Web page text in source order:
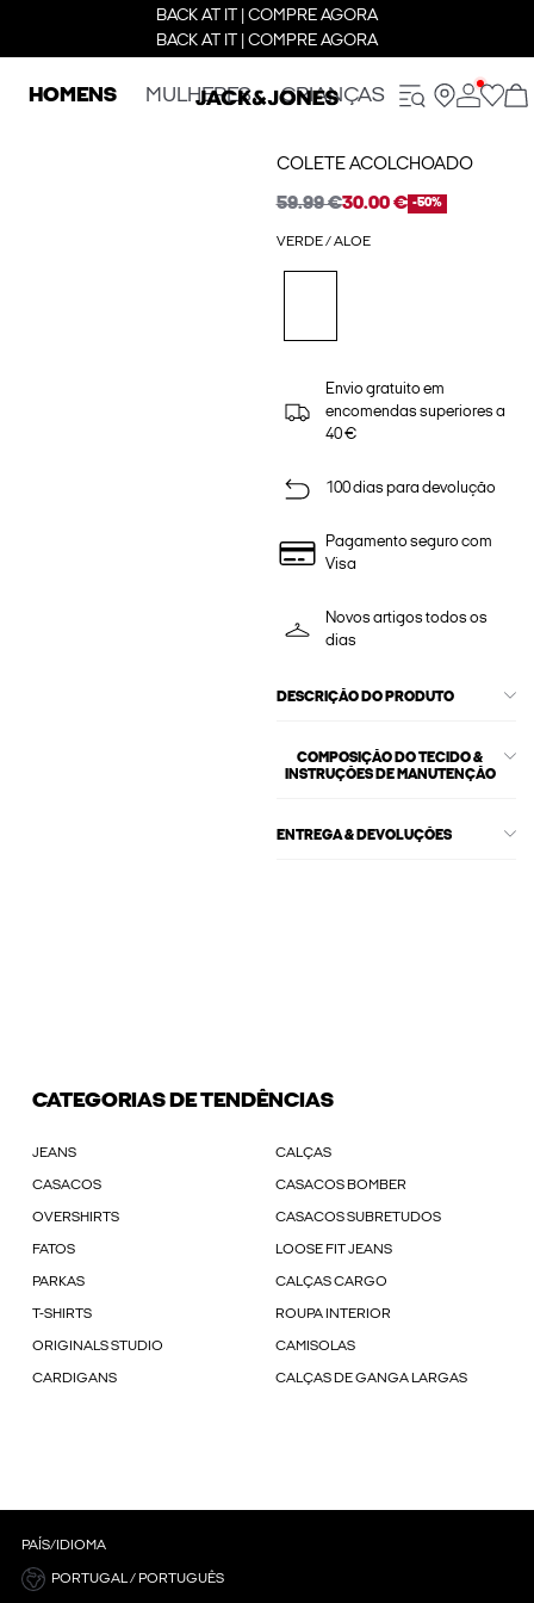
BACK AT IT | COMPRE AGORA
BACK AT IT | COMPRE AGORA
HOMENS MULHERES CRIANÇAS
COLETE ACOLCHOADO
59.99 €30.00 € -50%
VERDE / ALOE
Envio gratuito em
encomendas superiores a
40 €
100 dias para devolução
Pagamento seguro com
Visa
Novos artigos todos os
dias
DESCRIÇÃO DO PRODUTO
COMPOSIÇÃO DO TECIDO &
INSTRUÇÕES DE MANUTENÇÃO
ENTREGA & DEVOLUÇÕES
CATEGORIAS DE TENDÊNCIAS
JEANS CALÇAS
CASACOS CASACOS BOMBER
OVERSHIRTS CASACOS SUBRETUDOS
FATOS LOOSE FIT JEANS
PARKAS CALÇAS CARGO
T-SHIRTS ROUPA INTERIOR
ORIGINALS STUDIO CAMISOLAS
CARDIGANS CALÇAS DE GANGA LARGAS
PAÍS/IDIOMA
PORTUGAL / PORTUGUÊS